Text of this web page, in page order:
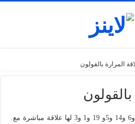
المرارة بالقولون
ووجد أن الصبغيات 16 و12 و6 و14 و5و 19 و1 و3 لها علاقة مباشرة مع.